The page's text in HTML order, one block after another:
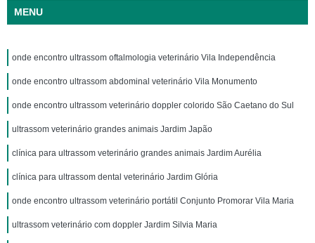
MENU
onde encontro ultrassom oftalmologia veterinário Vila Independência
onde encontro ultrassom abdominal veterinário Vila Monumento
onde encontro ultrassom veterinário doppler colorido São Caetano do Sul
ultrassom veterinário grandes animais Jardim Japão
clínica para ultrassom veterinário grandes animais Jardim Aurélia
clínica para ultrassom dental veterinário Jardim Glória
onde encontro ultrassom veterinário portátil Conjunto Promorar Vila Maria
ultrassom veterinário com doppler Jardim Silvia Maria